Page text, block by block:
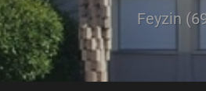
Feyzin